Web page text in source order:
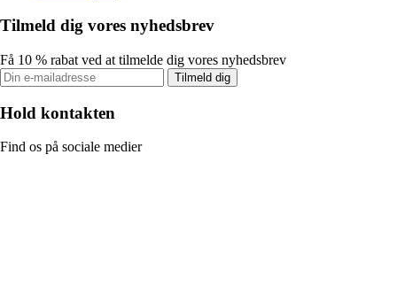
Tilmeld dig vores nyhedsbrev
Få 10 % rabat ved at tilmelde dig vores nyhedsbrev
Tilmeld dig
Hold kontakten
Find os på sociale medier